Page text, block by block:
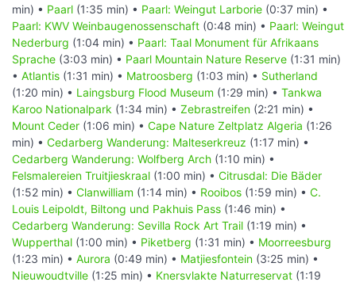
min) • Paarl (1:35 min) • Paarl: Weingut Larborie (0:37 min) •
Paarl: KWV Weinbaugenossenschaft (0:48 min) • Paarl: Weingut
Nederburg (1:04 min) • Paarl: Taal Monument für Afrikaans
Sprache (3:03 min) • Paarl Mountain Nature Reserve (1:31 min)
• Atlantis (1:31 min) • Matroosberg (1:03 min) • Sutherland
(1:20 min) • Laingsburg Flood Museum (1:29 min) • Tankwa
Karoo Nationalpark (1:34 min) • Zebrastreifen (2:21 min) •
Mount Ceder (1:06 min) • Cape Nature Zeltplatz Algeria (1:26
min) • Cedarberg Wanderung: Malteserkreuz (1:17 min) •
Cedarberg Wanderung: Wolfberg Arch (1:10 min) •
Felsmalereien Truitjieskraal (1:00 min) • Citrusdal: Die Bäder
(1:52 min) • Clanwilliam (1:14 min) • Rooibos (1:59 min) • C.
Louis Leipoldt, Biltong und Pakhuis Pass (1:46 min) •
Cedarberg Wanderung: Sevilla Rock Art Trail (1:19 min) •
Wupperthal (1:00 min) • Piketberg (1:31 min) • Moorreesburg
(1:23 min) • Aurora (0:49 min) • Matjiesfontein (3:25 min) •
Nieuwoudtville (1:25 min) • Knersvlakte Naturreservat (1:19